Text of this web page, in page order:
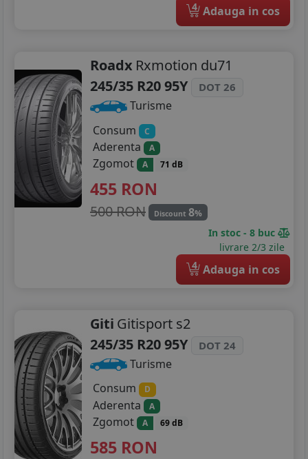
4 Adauga in cos
Roadx Rxmotion du71
245/35 R20 95Y
DOT 26
Turisme
Consum
C
Aderenta A
Zgomot A 71 dB
455 RON
500 RON Discount 8%
In stoc - 8 buc
livrare 2/3 zile
4 Adauga in cos
Giti Gitisport s2
245/35 R20 95Y
DOT 24
Turisme
Consum
D
Aderenta A
Zgomot A 69 dB
585 RON